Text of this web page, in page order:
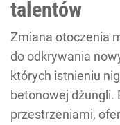
talentów
Zmiana otoczenia
do odkrywania
których istnieniu
betonowej dżungli.
przestrzeniami,